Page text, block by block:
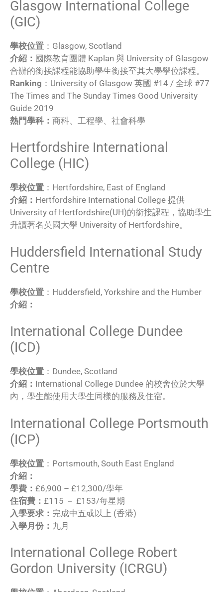
Glasgow International College
(GIC)
學校位置 ：Glasgow, Scotland
介紹： 國際教育團體 Kaplan 與 University of Glasgow
合辦的銜接課程能協助學生銜接至其大學學位課程。
Ranking ：University of Glasgow 英國 #14 / 全球 #77
The Times and The Sunday Times Good University
Guide 2019
熱門學科： 商科、工程學、社會科學
Hertfordshire International
College (HIC)
學校位置 ：Hertfordshire, East of England
介紹： Hertfordshire International College 提供
University of Hertfordshire(UH)的銜接課程，協助學生
升讀著名英國大學 University of Hertfordshire。
Huddersfield International Study
Centre
學校位置 ：Huddersfield, Yorkshire and the Humber
介紹：
International College Dundee
(ICD)
學校位置 ：Dundee, Scotland
介紹： International College Dundee 的校舍位於大學
內，學生能使用大學生同樣的服務及住宿。
International College Portsmouth
(ICP)
學校位置 ：Portsmouth, South East England
介紹：
學費： £6,900 – £12,300/學年
住宿費： £115 － £153/每星期
入學要求： 完成中五或以上 (香港)
入學月份： 九月
International College Robert
Gordon University (ICRGU)